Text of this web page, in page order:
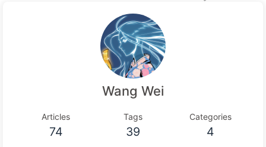
Wang Wei
Articles
74
Tags
39
Categories
4